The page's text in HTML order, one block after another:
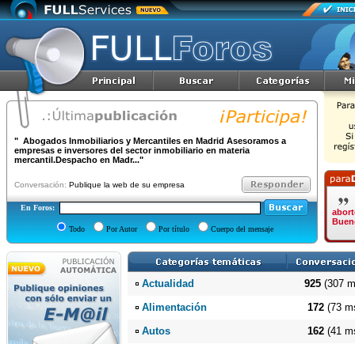
" Abogados Inmobiliarios y Mercantiles en Madrid Asesoramos a
empresas e inversores del sector inmobiliario en materia
mercantil.Despacho en Madr..."
Conversación: Publique la web de su empresa
En Foros:
Todo Por Autor Por título Cuerpo del mensaje
Actualidad 925 (307
Alimentación
172(73
Autos
162(41